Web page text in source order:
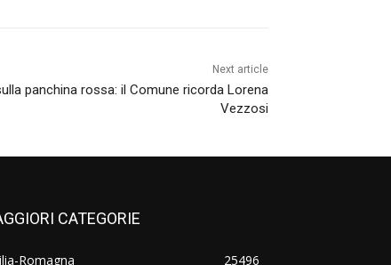
Next article
panchina rossa: il Comune ricorda Lorena
Vezzosi
CATEGORIE
Romagna
25496